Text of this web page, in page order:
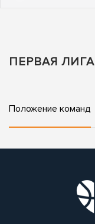
ПЕРВАЯ ЛИГА
Положение команд